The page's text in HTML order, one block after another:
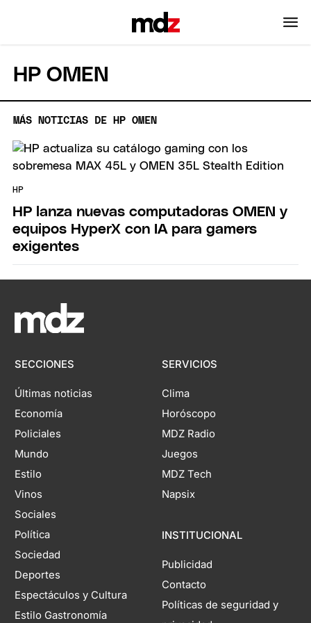
HP OMEN
MÁS NOTICIAS DE HP OMEN
HP
HP lanza nuevas computadoras OMEN y
equipos HyperX con IA para gamers
exigentes
SECCIONES
Últimas noticias
Economía
Policiales
Mundo
Estilo
Vinos
Sociales
Política
Sociedad
Deportes
Espectáculos y Cultura
Estilo Gastronomía
SERVICIOS
Clima
Horóscopo
MDZ Radio
Juegos
MDZ Tech
Napsix
INSTITUCIONAL
Publicidad
Contacto
Políticas de seguridad y